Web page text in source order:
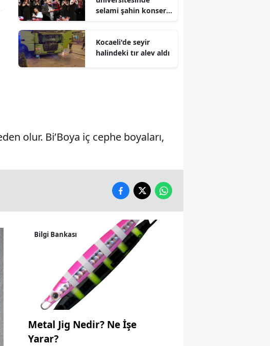
Mardin
Ordu
Sakarya
Siirt
Sinop
Sivas
Trabzon
selami şahin konseri
Kocaeli'de seyir
halindeki tır alev aldı
olur. Bi’Boya iç cephe boyaları,
Bilgi Bankası
Metal Jig Nedir? Ne İşe
Yarar?